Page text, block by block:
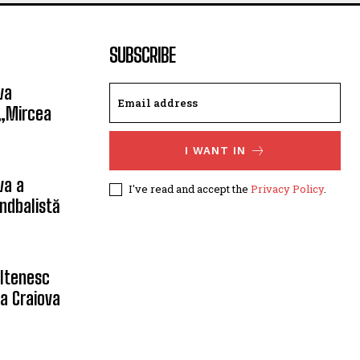
a
Craiova
SUBSCRIBE
I WANT IN
I've read and accept the Privacy Policy.